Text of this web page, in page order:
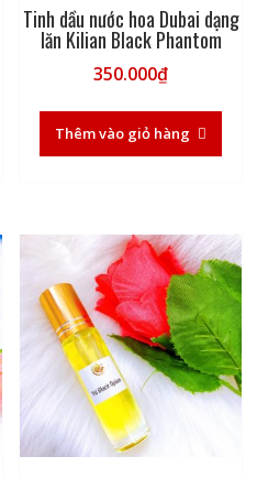
Tinh dầu nước hoa Dubai dạng
lăn Kilian Black Phantom
350.000₫
Thêm vào giỏ hàng